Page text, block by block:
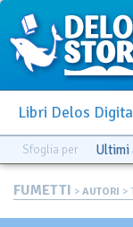
Libri Delos
Sfoglia per Ultimi
FUMETTI > AUTORI >